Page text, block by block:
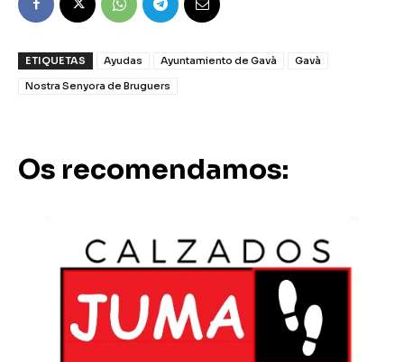
ETIQUETAS Ayudas Ayuntamiento de Gavà
Gavà
Nostra Senyora de Bruguers
Os recomendamos: